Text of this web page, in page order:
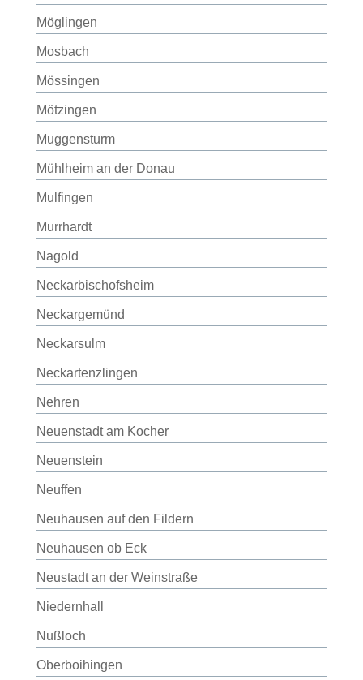
Möglingen
Mosbach
Mössingen
Mötzingen
Muggensturm
Mühlheim an der Donau
Mulfingen
Murrhardt
Nagold
Neckarbischofsheim
Neckargemünd
Neckarsulm
Neckartenzlingen
Nehren
Neuenstadt am Kocher
Neuenstein
Neuffen
Neuhausen auf den Fildern
Neuhausen ob Eck
Neustadt an der Weinstraße
Niedernhall
Nußloch
Oberboihingen